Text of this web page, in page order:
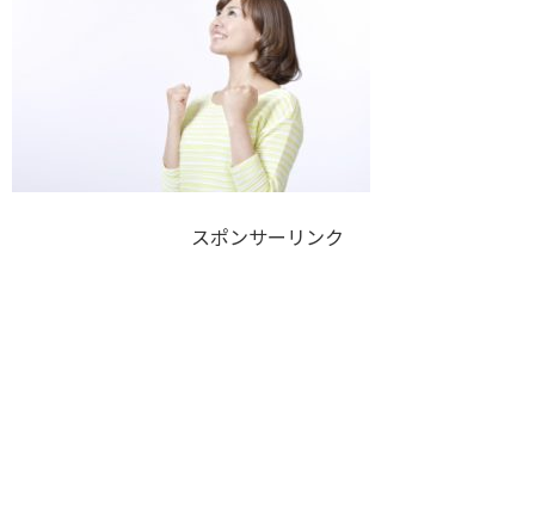
スポンサーリンク